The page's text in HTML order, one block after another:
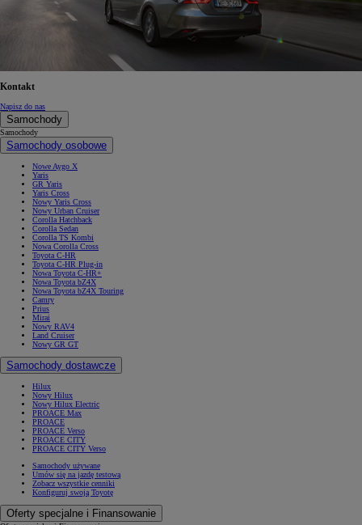
Kontakt
Napisz do nas
Samochody
Samochody
Samochody osobowe
Nowe Aygo X
Yaris
GR Yaris
Yaris Cross
Nowy Yaris Cross
Nowy Urban Cruiser
Corolla Hatchback
Corolla Sedan
Corolla TS Kombi
Nowa Corolla Cross
Toyota C-HR
Toyota C-HR Plug-in
Nowa Toyota C-HR+
Nowa Toyota bZ4X
Nowa Toyota bZ4X Touring
Camry
Prius
Mirai
Nowy RAV4
Land Cruiser
Nowy GR GT
Samochody dostawcze
Hilux
Nowy Hilux
Nowy Hilux Electric
PROACE Max
PROACE
PROACE Verso
PROACE CITY
PROACE CITY Verso
Samochody używane
Umów się na jazdę testową
Zobacz wszystkie cenniki
Konfiguruj swoją Toyotę
Oferty specjalne i Finansowanie